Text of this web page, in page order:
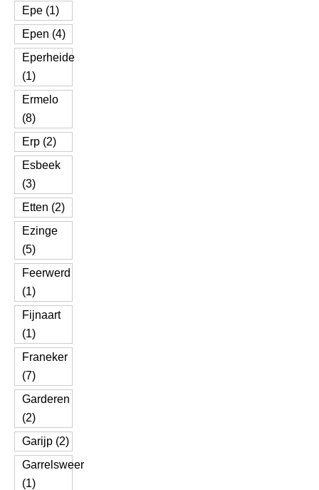
Epe (1)
Epen (4)
Eperheide
(1)
Ermelo
(8)
Erp (2)
Esbeek
(3)
Etten (2)
Ezinge
(5)
Feerwerd
(1)
Fijnaart
(1)
Franeker
(7)
Garderen
(2)
Garijp (2)
Garrelsweer
(1)